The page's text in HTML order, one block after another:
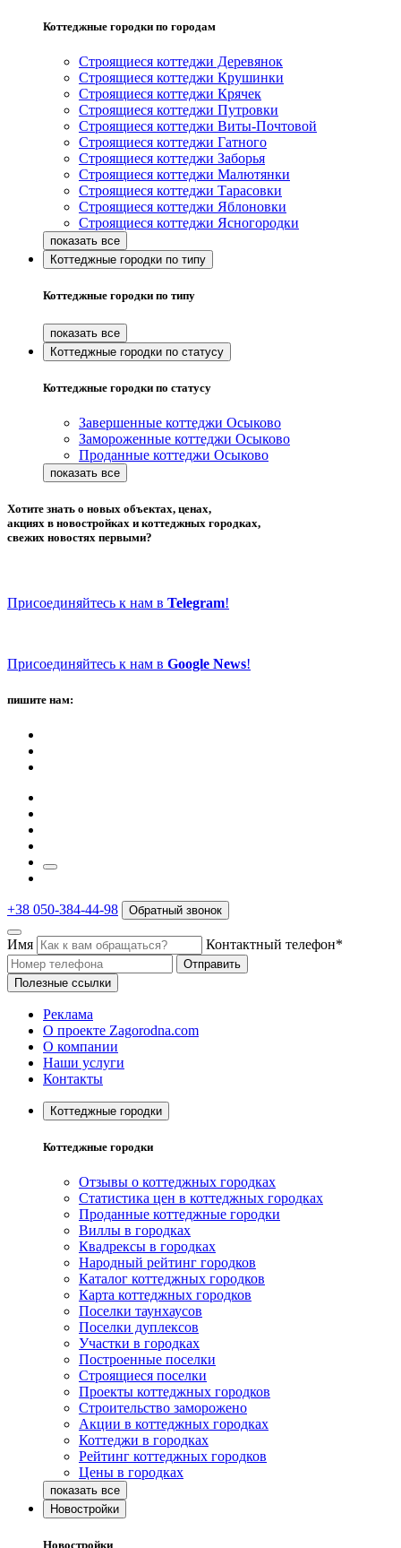
Коттеджные городки по городам
Строящиеся коттеджи Деревянок
Строящиеся коттеджи Крушинки
Строящиеся коттеджи Крячек
Строящиеся коттеджи Путровки
Строящиеся коттеджи Виты-Почтовой
Строящиеся коттеджи Гатного
Строящиеся коттеджи Заборья
Строящиеся коттеджи Малютянки
Строящиеся коттеджи Тарасовки
Строящиеся коттеджи Яблоновки
Строящиеся коттеджи Ясногородки
Коттеджные городки по типу
Коттеджные городки по типу
Коттеджные городки по статусу
Коттеджные городки по статусу
Завершенные коттеджи Осыково
Замороженные коттеджи Осыково
Проданные коттеджи Осыково
Хотите знать о новых объектах, ценах,
акциях в новостройках и коттеджных городках,
свежих новостях первыми?
Присоединяйтесь к нам в Telegram!
Присоединяйтесь к нам в Google News!
пишите нам:
+38 050-384-44-98 Обратный звонок
Имя Контактный телефон*
Отправить
Полезные ссылки
Реклама
О проекте Zagorodna.com
О компании
Наши услуги
Контакты
Коттеджные городки
Коттеджные городки
Отзывы о коттеджных городках
Статистика цен в коттеджных городках
Проданные коттеджные городки
Виллы в городках
Квадрексы в городках
Народный рейтинг городков
Каталог коттеджных городков
Карта коттеджных городков
Поселки таунхаусов
Поселки дуплексов
Участки в городках
Построенные поселки
Строящиеся поселки
Проекты коттеджных городков
Строительство заморожено
Акции в коттеджных городках
Коттеджи в городках
Рейтинг коттеджных городков
Цены в городках
Новостройки
Новостройки